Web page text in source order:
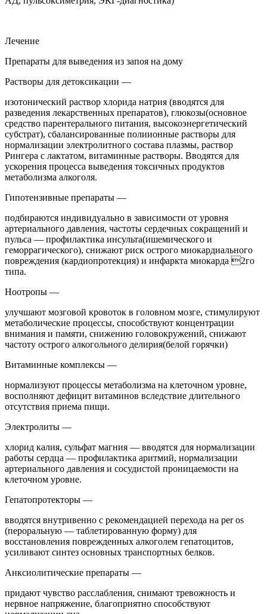
Лечение
Препараты для выведения из запоя на дому
Растворы для детоксикации —
изотонический раствор хлорида натрия (вводятся для
разведения лекарственных препаратов), глюкозы(основное
средство парентерального питания, высокоэнергетический
субстрат), сбалансированные полиионные растворы для
нормализации электролитного состава плазмы, раствор
Рингера с лактатом, витаминные растворы. Вводятся для
ускорения процесса выведения токсичных продуктов
метаболизма алкоголя.
Гипотензивные препараты —
подбираются индивидуально в зависимости от уровня
артериального давления, частоты сердечных сокращений и
пульса — профилактика инсульта(ишемического и
геморрагического), снижают риск острого миокардиального
повреждения (кардиопротекция) и инфаркта миокарда 2го
типа.
Ноотропы —
улучшают мозговой кровоток в головном мозге, стимулируют
метаболические процессы, способствуют концентрации
внимания и памяти, снижению головокружений, снижают
частоту острого алкогольного делирия(белой горячки)
Витаминные комплексы —
нормализуют процессы метаболизма на клеточном уровне,
восполняют дефицит витаминов вследствие длительного
отсутствия приема пищи.
Электролиты —
хлорид калия, сульфат магния — вводятся для нормализации
работы сердца — профилактика аритмий, нормализации
артериального давления и сосудистой проницаемости на
клеточном уровне.
Гепатопротекторы —
вводятся внутривенно с рекомендацией перехода на per os
(пероральную — таблетированную форму) для
восстановления поврежденных алкоголем гепатоцитов,
усиливают синтез основных транспортных белков.
Анксиолитические препараты —
придают чувство расслабления, снимают тревожность и
нервное напряжение, благоприятно способствуют